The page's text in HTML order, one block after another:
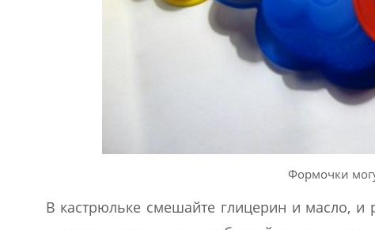
Формочки
В кастрюльке смешайте глицерин и масло,